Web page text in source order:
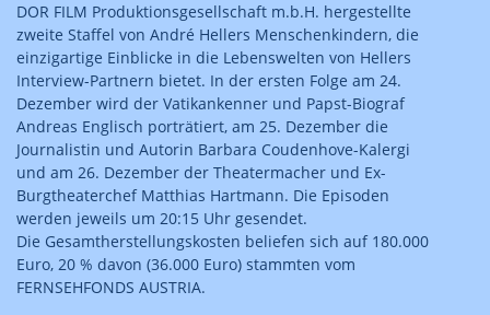
DOR FILM Produktionsgesellschaft m.b.H. hergestellte
zweite Staffel von André Hellers Menschenkindern, die
einzigartige Einblicke in die Lebenswelten von Hellers
Interview-Partnern bietet. In der ersten Folge am 24.
Dezember wird der Vatikankenner und Papst-Biograf
Andreas Englisch porträtiert, am 25. Dezember die
Journalistin und Autorin Barbara Coudenhove-Kalergi
und am 26. Dezember der Theatermacher und Ex-
Burgtheaterchef Matthias Hartmann. Die Episoden
werden jeweils um 20:15 Uhr gesendet.
Die Gesamtherstellungskosten beliefen sich auf 180.000
Euro, 20 % davon (36.000 Euro) stammten vom
FERNSEHFONDS AUSTRIA.